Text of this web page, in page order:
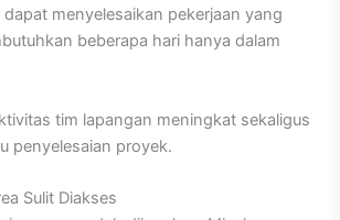
menyelesaikan pekerjaan yang
beberapa hari hanya dalam
tim lapangan meningkat sekaligus
penyelesaian proyek.
Sulit Diakses